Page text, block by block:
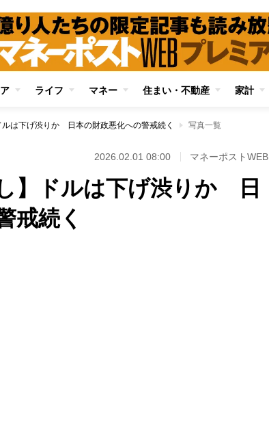
ライフ マネー 住まい・不動産 家計
は下げ渋りか 日本の財政悪化への警戒続く 写真一覧
2026.02.01 08:00 マネーポストWEB
】ドルは下げ渋りか 日
戒続く